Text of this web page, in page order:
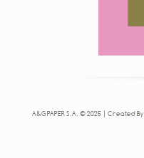
A&G PAPER S.A. © 2025 | Created By